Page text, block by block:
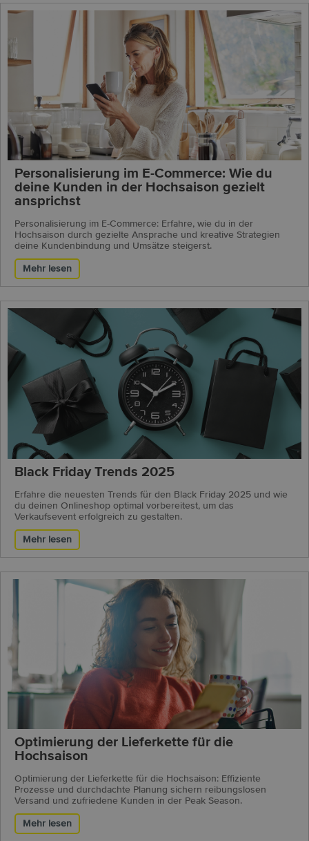
Personalisierung im E-Commerce: Wie du
deine Kunden in der Hochsaison gezielt
ansprichst
Personalisierung im E-Commerce: Erfahre, wie du in der
Hochsaison durch gezielte Ansprache und kreative Strategien
deine Kundenbindung und Umsätze steigerst.
Mehr lesen
Black Friday Trends 2025
Erfahre die neuesten Trends für den Black Friday 2025 und wie
du deinen Onlineshop optimal vorbereitest, um das
Verkaufsevent erfolgreich zu gestalten.
Mehr lesen
Optimierung der Lieferkette für die
Hochsaison
Optimierung der Lieferkette für die Hochsaison: Effiziente
Prozesse und durchdachte Planung sichern reibungslosen
Versand und zufriedene Kunden in der Peak Season.
Mehr lesen